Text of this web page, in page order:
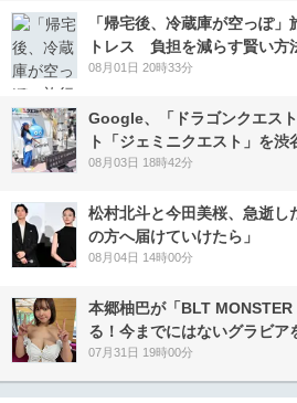
「帰宅後、冷蔵庫が空っぽ
トレス 負担を減らす賢い方
08月01日 20時33分
Google、「ドラゴンクエス
ト「ジェミニクエスト」を渋
08月03日 18時42分
松村北斗と今田美桜、急逝し
の方へ届けていけたら」
08月04日 14時00分
本郷柚巴が「BLT
る！今までにはないグラビア
07月31日 19時00分